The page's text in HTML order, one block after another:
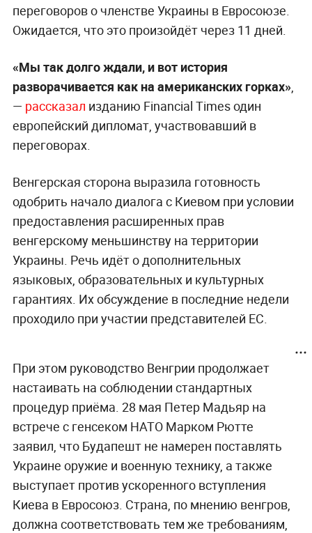
переговоров о членстве Украины в Евросоюзе.
Ожидается, что это произойдёт через 11 дней.
«Мы так долго ждали, и вот история
разворачивается как на американских горках»,
— рассказал изданию Financial Times один
европейский дипломат, участвовавший в
переговорах.
Венгерская сторона выразила готовность
одобрить начало диалога с Киевом при условии
предоставления расширенных прав
венгерскому меньшинству на территории
Украины. Речь идёт о дополнительных
языковых, образовательных и культурных
гарантиях. Их обсуждение в последние недели
проходило при участии представителей ЕС.
При этом руководство Венгрии продолжает
настаивать на соблюдении стандартных
процедур приёма. 28 мая Петер Мадьяр на
встрече с генсеком НАТО Марком Рютте
заявил, что Будапешт не намерен поставлять
Украине оружие и военную технику, а также
выступает против ускоренного вступления
Киева в Евросоюз. Страна, по мнению венгров,
должна соответствовать тем же требованиям,